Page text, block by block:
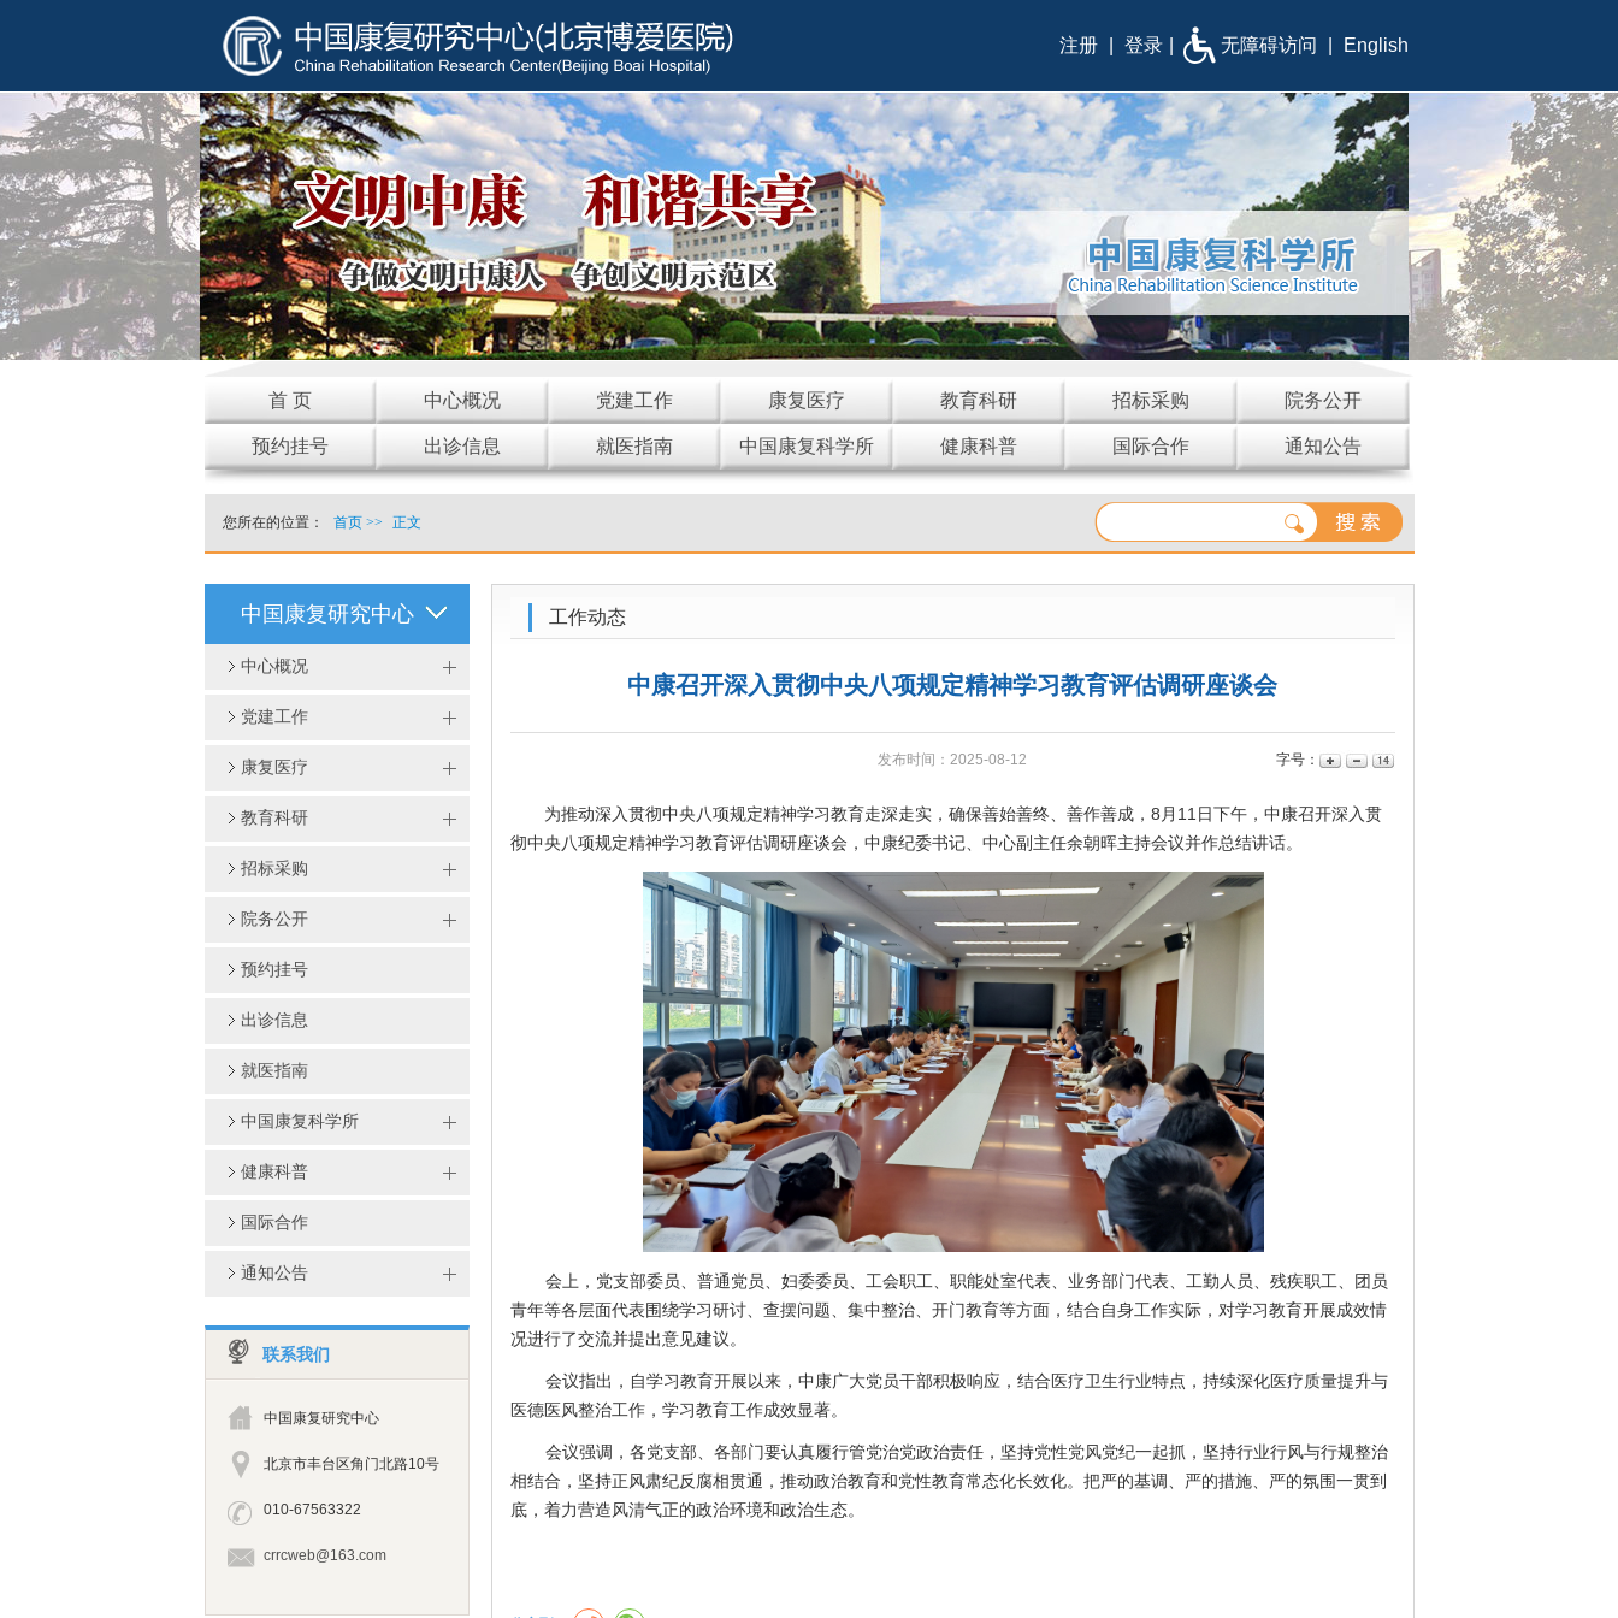
注册 登录 无障碍访问 English
首 页 中心概况 党建工作 康复医疗 教育科研 招标采购 院务公开
预约挂号 出诊信息 就医指南 中国康复科学所 健康科普 国际合作 通知公告
您所在的位置： 首页>> 正文
中国康复研究中心
中心概况
党建工作
康复医疗
教育科研
招标采购
院务公开
预约挂号
出诊信息
就医指南
中国康复科学所
健康科普
国际合作
通知公告
联系我们
中国康复研究中心
北京市丰台区角门北路10号
010-67563322
crrcweb@163.com
工作动态
中康召开深入贯彻中央八项规定精神学习教育评估调研座谈会
发布时间：2025-08-12 字号：
为推动深入贯彻中央八项规定精神学习教育走深走实，确保善始善终、善作善成，8月11日下午，中康召开深入贯
彻中央八项规定精神学习教育评估调研座谈会，中康纪委书记、中心副主任余朝晖主持会议并作总结讲话。
会上，党支部委员、普通党员、妇委委员、工会职工、职能处室代表、业务部门代表、工勤人员、残疾职工、团员
青年等各层面代表围绕学习研讨、查摆问题、集中整治、开门教育等方面，结合自身工作实际，对学习教育开展成效情
况进行了交流并提出意见建议。
会议指出，自学习教育开展以来，中康广大党员干部积极响应，结合医疗卫生行业特点，持续深化医疗质量提升与
医德医风整治工作，学习教育工作成效显著。
会议强调，各党支部、各部门要认真履行管党治党政治责任，坚持党性党风党纪一起抓，坚持行业行风与行规整治
相结合，坚持正风肃纪反腐相贯通，推动政治教育和党性教育常态化长效化。把严的基调、严的措施、严的氛围一贯到
底，着力营造风清气正的政治环境和政治生态。